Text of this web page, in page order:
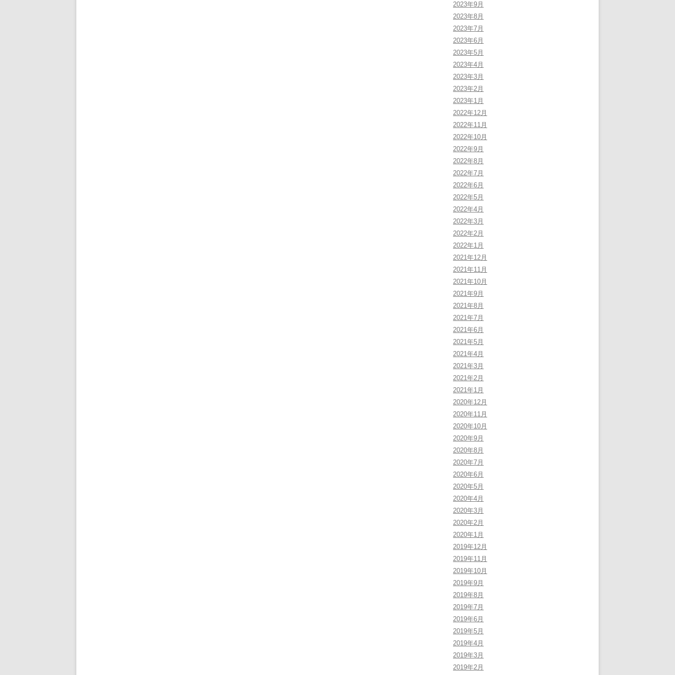
2023年9月
2023年8月
2023年7月
2023年6月
2023年5月
2023年4月
2023年3月
2023年2月
2023年1月
2022年12月
2022年11月
2022年10月
2022年9月
2022年8月
2022年7月
2022年6月
2022年5月
2022年4月
2022年3月
2022年2月
2022年1月
2021年12月
2021年11月
2021年10月
2021年9月
2021年8月
2021年7月
2021年6月
2021年5月
2021年4月
2021年3月
2021年2月
2021年1月
2020年12月
2020年11月
2020年10月
2020年9月
2020年8月
2020年7月
2020年6月
2020年5月
2020年4月
2020年3月
2020年2月
2020年1月
2019年12月
2019年11月
2019年10月
2019年9月
2019年8月
2019年7月
2019年6月
2019年5月
2019年4月
2019年3月
2019年2月